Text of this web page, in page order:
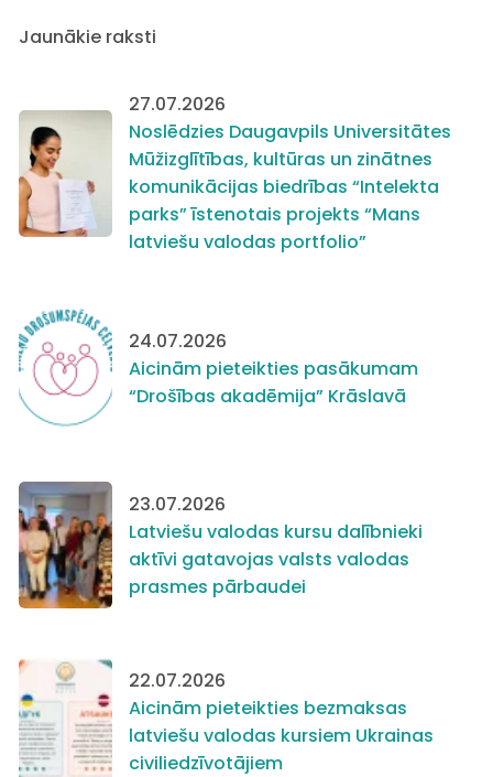
Jaunākie raksti
27.07.2026
Noslēdzies Daugavpils Universitātes
Mūžizglītības, kultūras un zinātnes
komunikācijas biedrības “Intelekta
parks” īstenotais projekts “Mans
latviešu valodas portfolio”
24.07.2026
Aicinām pieteikties pasākumam
“Drošības akadēmija” Krāslavā
23.07.2026
Latviešu valodas kursu dalībnieki
aktīvi gatavojas valsts valodas
prasmes pārbaudei
22.07.2026
Aicinām pieteikties bezmaksas
latviešu valodas kursiem Ukrainas
civiliedzīvotājiem